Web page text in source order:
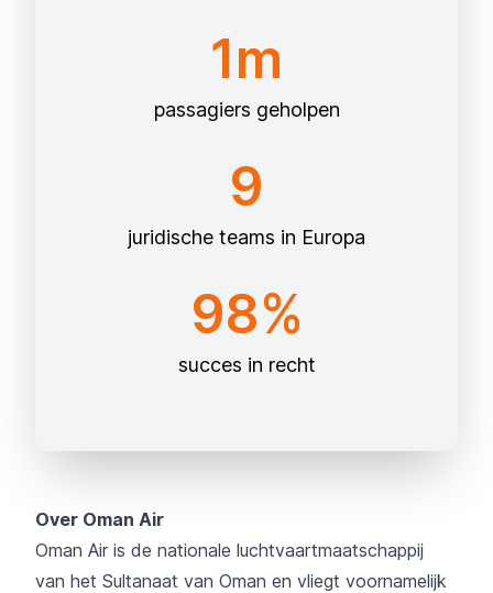
1m
passagiers geholpen
9
juridische teams in Europa
98%
succes in recht
Over Oman Air
Oman Air is de nationale luchtvaartmaatschappij
van het Sultanaat van Oman en vliegt voornamelijk